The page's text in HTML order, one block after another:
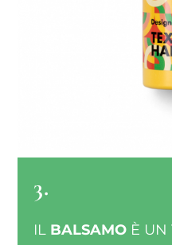
3.
IL BALSAMO È UN